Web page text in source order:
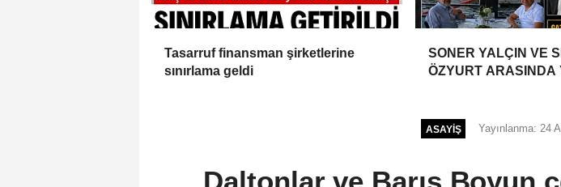
Tasarruf finansman şirketlerine
sınırlama geldi
SONER YALÇIN VE
ÖZYURT ARASINDA
ASAYIŞ Yayınlanma: 24